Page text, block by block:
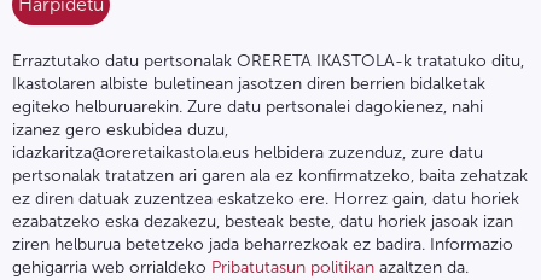
Erraztutako datu pertsonalak ORERETA IKASTOLA-k tratatuko ditu,
Ikastolaren albiste buletinean jasotzen diren berrien bidalketak
egiteko helburuarekin. Zure datu pertsonalei dagokienez, nahi
izanez gero eskubidea duzu,
idazkaritza@oreretaikastola.eus helbidera zuzenduz, zure datu
pertsonalak tratatzen ari garen ala ez konfirmatzeko, baita zehatzak
ez diren datuak zuzentzea eskatzeko ere. Horrez gain, datu horiek
ezabatzeko eska dezakezu, besteak beste, datu horiek jasoak izan
ziren helburua betetzeko jada beharrezkoak ez badira. Informazio
gehigarria web orrialdeko Pribatutasun politikan azaltzen da.